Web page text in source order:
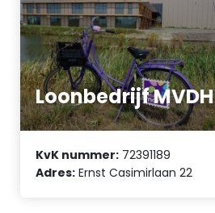
Loonbedrijf MVDH
KvK nummer: 72391189
Adres: Ernst Casimirlaan 22